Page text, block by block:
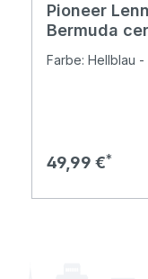
Pioneer
Bermuda
Farbe: Hellblau -
Regulärer
49,99 €